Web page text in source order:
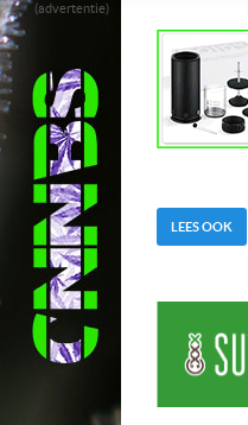
(advertentie)
LEES OOK